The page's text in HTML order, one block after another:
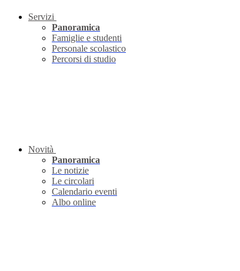
Servizi
Panoramica
Famiglie e studenti
Personale scolastico
Percorsi di studio
Novità
Panoramica
Le notizie
Le circolari
Calendario eventi
Albo online